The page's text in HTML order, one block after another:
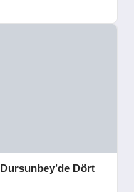
Dört